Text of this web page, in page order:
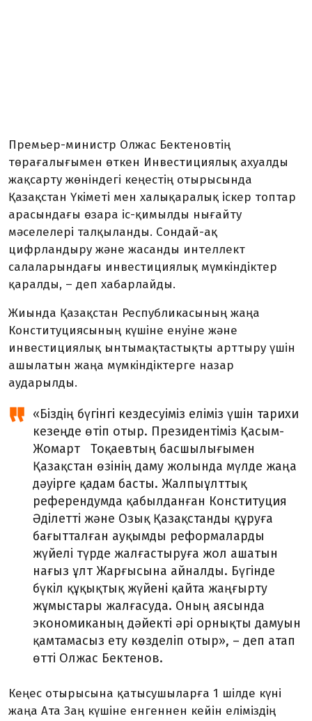
Премьер-министр Олжас Бектеновтің
төрағалығымен өткен Инвестициялық ахуалды
жақсарту жөніндегі кеңестің отырысында
Қазақстан Үкіметі мен халықаралық іскер топтар
арасындағы өзара іс-қимылды нығайту
мәселелері талқыланды. Сондай-ақ
цифрландыру және жасанды интеллект
салаларындағы инвестициялық мүмкіндіктер
қаралды, – деп хабарлайды.
Жиында Қазақстан Республикасының жаңа
Конституциясының күшіне енуіне және
инвестициялық ынтымақтастықты арттыру үшін
ашылатын жаңа мүмкіндіктерге назар
аударылды.
«Біздің бүгінгі кездесуіміз еліміз үшін тарихи
кезеңде өтіп отыр. Президентіміз Қасым-
Жомарт Тоқаевтың басшылығымен
Қазақстан өзінің даму жолында мүлде жаңа
дәуірге қадам басты. Жалпыұлттық
референдумда қабылданған Конституция
Әділетті және Озық Қазақстанды құруға
бағытталған ауқымды реформаларды
жүйелі түрде жалғастыруға жол ашатын
нағыз ұлт Жарғысына айналды. Бүгінде
бүкіл құқықтық жүйені қайта жаңғырту
жұмыстары жалғасуда. Оның аясында
экономиканың дәйекті әрі орнықты дамуын
қамтамасыз ету көзделіп отыр», – деп атап
өтті Олжас Бектенов.
Кеңес отырысына қатысушыларға 1 шілде күні
жаңа Ата Заң күшіне енгеннен кейін еліміздің